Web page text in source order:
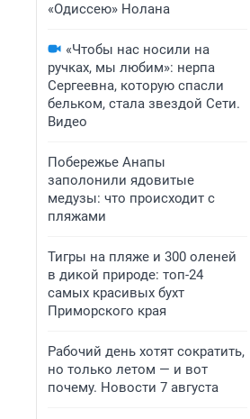
«Одиссею» Нолана
«Чтобы нас носили на
ручках, мы любим»: нерпа
Сергеевна, которую спасли
бельком, стала звездой Сети.
Видео
Побережье Анапы
заполонили ядовитые
медузы: что происходит с
пляжами
Тигры на пляже и 300 оленей
в дикой природе: топ-24
самых красивых бухт
Приморского края
Рабочий день хотят сократить,
но только летом — и вот
почему. Новости 7 августа